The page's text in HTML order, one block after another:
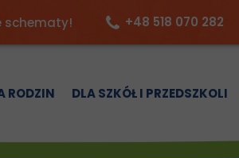
+48 518 070 282
RODZIN DLA SZKÓŁ I PRZEDSZKOLI
schematy!